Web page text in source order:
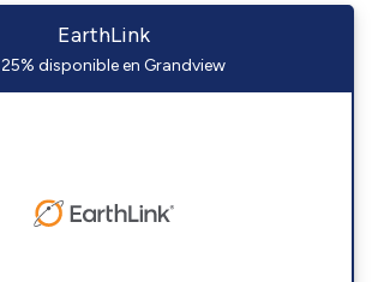
EarthLink
25% disponible en Grandview